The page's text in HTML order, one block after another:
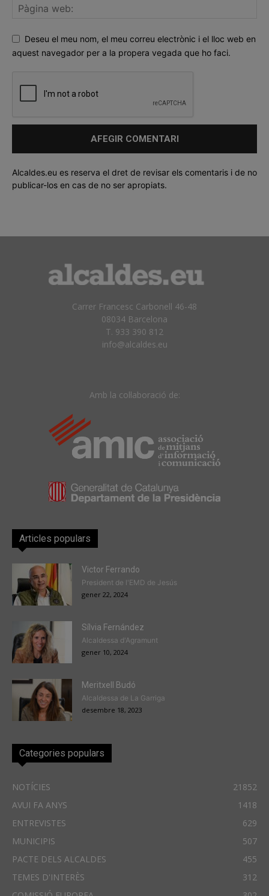
Deseu el meu nom, el meu correu electrònic i el lloc web en
aquest navegador per a la propera vegada que ho faci.
Alcaldes.eu es reserva el dret de revisar els comentaris i de no
publicar-los en cas de no ser apropiats.
Carrer Francesc Carbonell 46-48
08034 Barcelona
T. 933 390 812
info@alcaldes.eu
Amb la col·laboració de:
Articles populars
Victor Ferrando
President de l'EMD de Jesús
gener 22, 2024
Sílvia Fernández
Alcaldessa d'Agramunt
gener 10, 2024
Meritxell Budó
Alcaldessa de La Garriga
desembre 18, 2023
Categories populars
NOTÍCIES
21852
AVUI FA ANYS
1418
ENTREVISTES
629
MUNICIPIS
507
PACTE DELS ALCALDES
455
TEMES D'INTERÈS
312